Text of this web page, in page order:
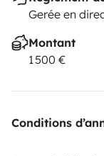
Gerée en
Montant
1 500 €
Conditions